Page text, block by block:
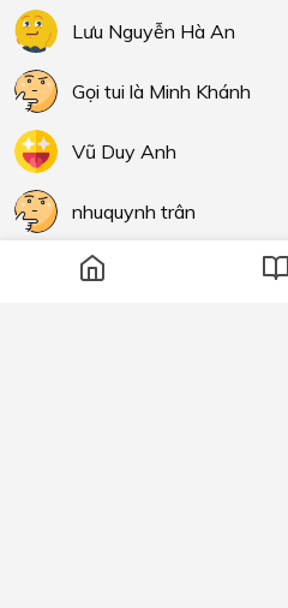
Lưu Nguyễn Hà An
Gọi tui là Minh Khánh
Vũ Duy Anh
nhuquynh trân
Thu Hà Bùi